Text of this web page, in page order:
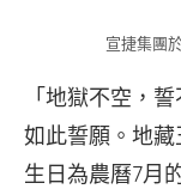
宣捷集團
「地獄不空，
如此誓願。地藏
生日為農曆7月